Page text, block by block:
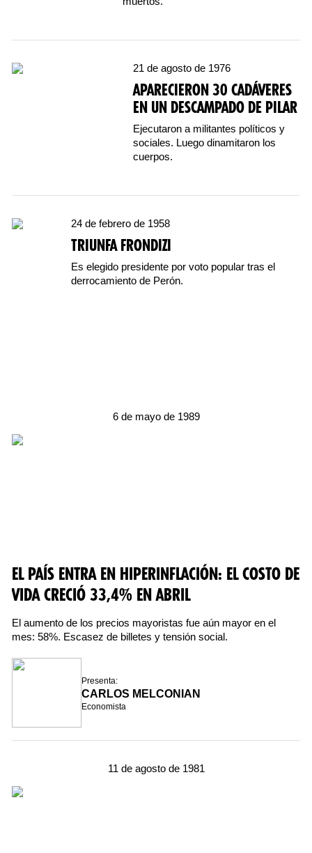
21 de agosto de 1976
APARECIERON 30 CADÁVERES
EN UN DESCAMPADO DE PILAR
Ejecutaron a militantes políticos y
sociales. Luego dinamitaron los
cuerpos.
24 de febrero de 1958
TRIUNFA FRONDIZI
Es elegido presidente por voto popular tras el
derrocamiento de Perón.
EL PAÍS ENTRA EN HIPERINFLACIÓN: EL COSTO DE
VIDA CRECIÓ 33,4% EN ABRIL
El aumento de los precios mayoristas fue aún mayor en el
mes: 58%. Escasez de billetes y tensión social.
6 de mayo de 1989
Presenta:
CARLOS MELCONIAN
Economista
11 de agosto de 1981